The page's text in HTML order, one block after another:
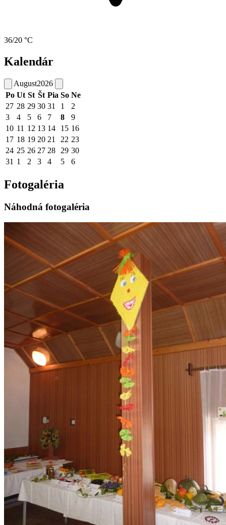
36/20 °C
Kalendár
August2026
Po Ut St Št Pia So Ne
27 28 29 30 31 1
2
3
4 5 6 7 8
9
10 11 12 13 14 15 16
17 18 19 20 21 22 23
24 25 26 27 28 29 30
31 1 2 3 4 5 6
Fotogaléria
Náhodná fotogaléria